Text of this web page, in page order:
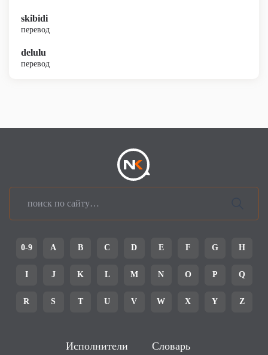
skibidi
перевод
delulu
перевод
0-9 A B C D E F G H
I J K L M N O P Q
R S T U V W X Y Z
Исполнители Словарь